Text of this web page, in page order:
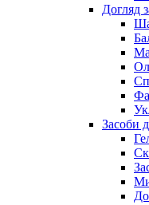
Догляд
Засоби